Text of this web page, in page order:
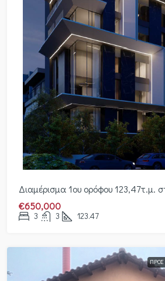
Διαμέρισμα 1ου ορόφου 123,47τ.μ.
€650,000
3 3 123.47